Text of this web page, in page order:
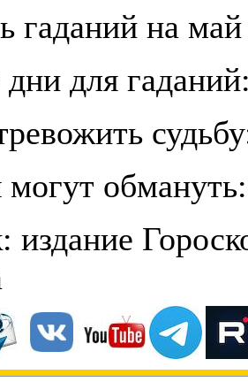
гаданий на май
для
могут
издание